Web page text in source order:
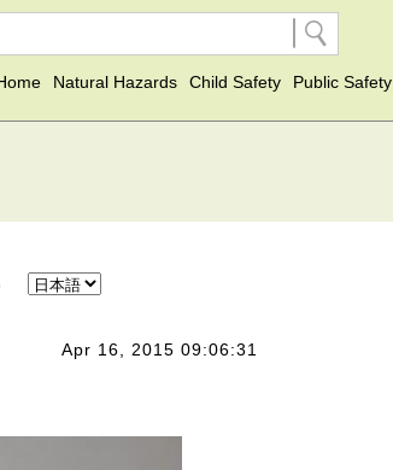
Natural Hazards Child Safety Public Safety
Apr 16, 2015 09:06:31